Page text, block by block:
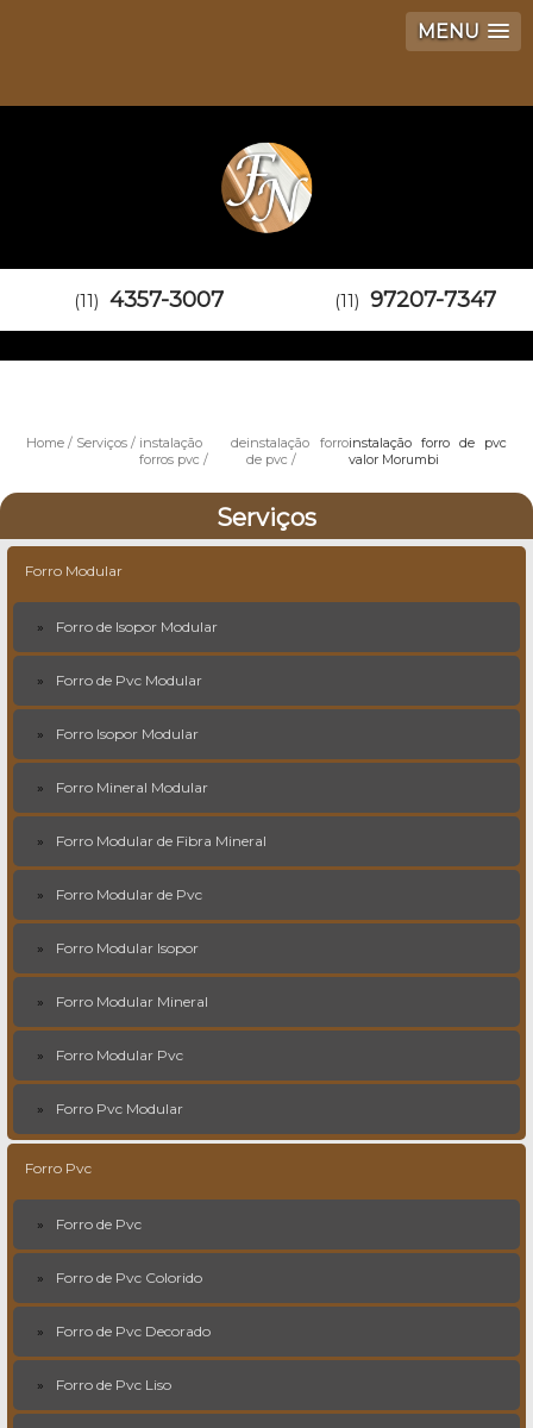
MENU
(11) 4357-3007 (11) 97207-7347
Home Serviços
instalação de
forros pvc
instalação forro
de pvc
instalação forro de pvc
valor Morumbi
Serviços
Forro Modular
Forro de Isopor Modular
Forro de Pvc Modular
Forro Isopor Modular
Forro Mineral Modular
Forro Modular de Fibra Mineral
Forro Modular de Pvc
Forro Modular Isopor
Forro Modular Mineral
Forro Modular Pvc
Forro Pvc Modular
Forro Pvc
Forro de Pvc
Forro de Pvc Colorido
Forro de Pvc Decorado
Forro de Pvc Liso